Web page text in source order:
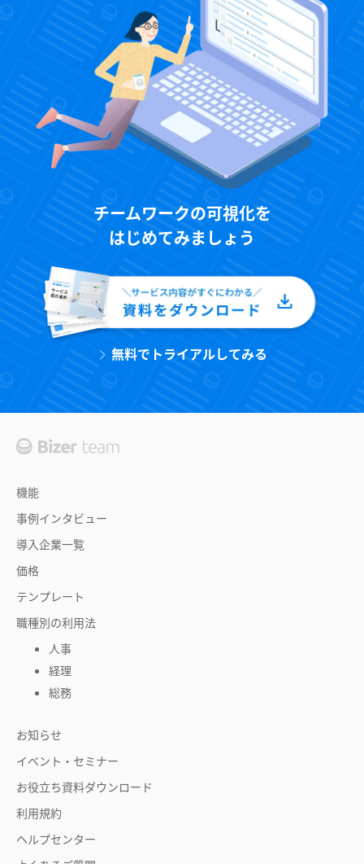
チームワークの可視化を
はじめてみましょう
無料でトライアルしてみる
機能
事例インタビュー
導入企業一覧
価格
テンプレート
職種別の利用法
人事
経理
総務
お知らせ
イベント・セミナー
お役立ち資料ダウンロード
利用規約
ヘルプセンター